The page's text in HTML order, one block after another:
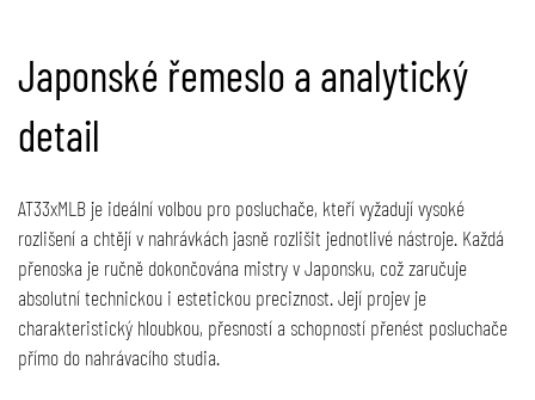
Japonské řemeslo a analytický
detail
AT33xMLB je ideální volbou pro posluchače, kteří vyžadují vysoké
rozlišení a chtějí v nahrávkách jasně rozlišit jednotlivé nástroje. Každá
přenoska je ručně dokončována mistry v Japonsku, což zaručuje
absolutní technickou i estetickou preciznost. Její projev je
charakteristický hloubkou, přesností a schopností přenést posluchače
přímo do nahrávacího studia.